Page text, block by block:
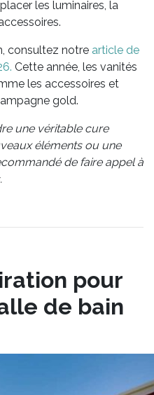
les luminaires, la
consultez notre article de
Cette année, les vanités
les accessoires et
gold.
une véritable cure
éléments ou une
de faire appel à
pour
de bain